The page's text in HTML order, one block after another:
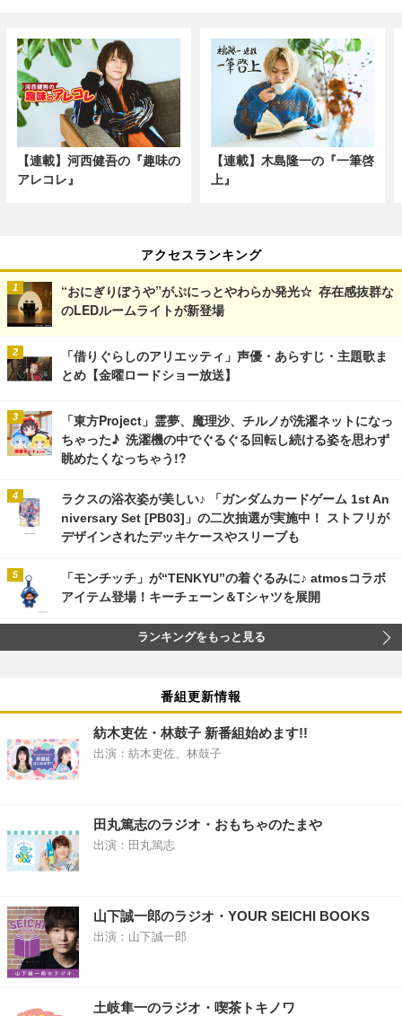
【連載】河西健吾の『趣味の
アレコレ』
【連載】木島隆一の『一筆啓
上』
アクセスランキング
“おにぎりぼうや”がぷにっとやわらか発光☆ 存在感抜群な
のLEDルームライトが新登場
「借りぐらしのアリエッティ」声優・あらすじ・主題歌ま
とめ【金曜ロードショー放送】
「東方Project」霊夢、魔理沙、チルノが洗濯ネットになっ
ちゃった♪ 洗濯機の中でぐるぐる回転し続ける姿を思わず
眺めたくなっちゃう!?
ラクスの浴衣姿が美しい♪ 「ガンダムカードゲーム 1st An
niversary Set [PB03]」の二次抽選が実施中！ ストフリが
デザインされたデッキケースやスリーブも
「モンチッチ」が“TENKYU”の着ぐるみに♪ atmosコラボ
アイテム登場！キーチェーン＆Tシャツを展開
ランキングをもっと見る
番組更新情報
紡木吏佐・林鼓子 新番組始めます!!
出演：紡木吏佐、林鼓子
田丸篤志のラジオ・おもちゃのたまや
出演：田丸篤志
山下誠一郎のラジオ・YOUR SEICHI BOOKS
出演：山下誠一郎
土岐隼一のラジオ・喫茶トキノワ